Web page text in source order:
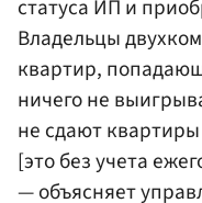
статуса ИП и
Владельцы
квартир,
ничего не
не сдают
[это без учета
— объясняет